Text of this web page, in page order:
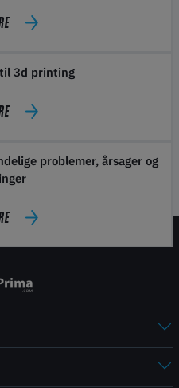
3d printing
problemer, årsager og